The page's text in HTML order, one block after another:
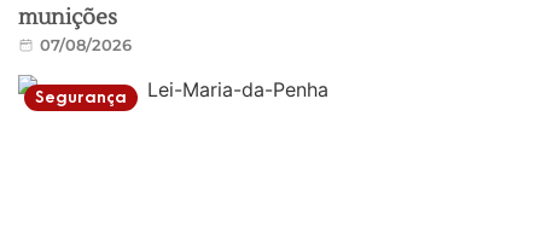
munições
07/08/2026
Segurança